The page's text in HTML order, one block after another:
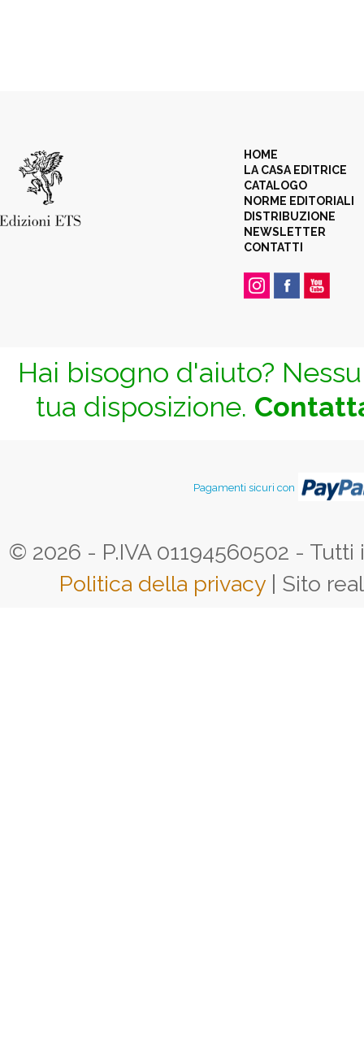
HOME
LA CASA EDITRICE
CATALOGO
NORME EDITORIALI
DISTRIBUZIONE
NEWSLETTER
CONTATTI
Hai bisogno d'aiuto?
tua disposizione.
Pagamenti sicuri con
© 2026 - P.IVA 01194560502 -
Politica della privacy | Sito